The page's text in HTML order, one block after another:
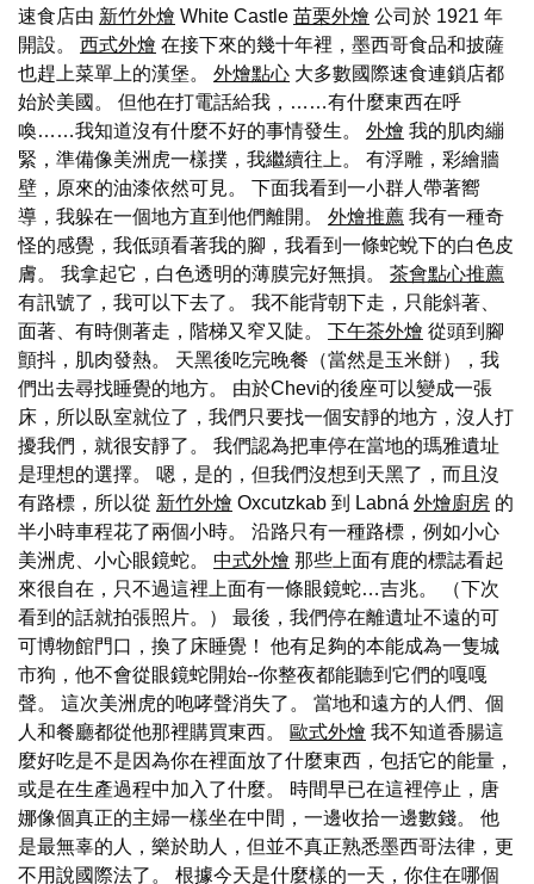
速食店由 新竹外燴 White Castle 苗栗外燴 公司於 1921 年
開設。 西式外燴 在接下來的幾十年裡，墨西哥食品和披薩
也趕上菜單上的漢堡。 外燴點心 大多數國際速食連鎖店都
始於美國。 但他在打電話給我，……有什麼東西在呼
喚……我知道沒有什麼不好的事情發生。 外燴 我的肌肉繃
緊，準備像美洲虎一樣撲，我繼續往上。 有浮雕，彩繪牆
壁，原來的油漆依然可見。 下面我看到一小群人帶著嚮
導，我躲在一個地方直到他們離開。 外燴推薦 我有一種奇
怪的感覺，我低頭看著我的腳，我看到一條蛇蛻下的白色皮
膚。 我拿起它，白色透明的薄膜完好無損。 茶會點心推薦
有訊號了，我可以下去了。 我不能背朝下走，只能斜著、
面著、有時側著走，階梯又窄又陡。 下午茶外燴 從頭到腳
顫抖，肌肉發熱。 天黑後吃完晚餐（當然是玉米餅），我
們出去尋找睡覺的地方。 由於Chevi的後座可以變成一張
床，所以臥室就位了，我們只要找一個安靜的地方，沒人打
擾我們，就很安靜了。 我們認為把車停在當地的瑪雅遺址
是理想的選擇。 嗯，是的，但我們沒想到天黑了，而且沒
有路標，所以從 新竹外燴 Oxcutzkab 到 Labná 外燴廚房 的
半小時車程花了兩個小時。 沿路只有一種路標，例如小心
美洲虎、小心眼鏡蛇。 中式外燴 那些上面有鹿的標誌看起
來很自在，只不過這裡上面有一條眼鏡蛇…吉兆。 （下次
看到的話就拍張照片。） 最後，我們停在離遺址不遠的可
可博物館門口，換了床睡覺！ 他有足夠的本能成為一隻城
市狗，他不會從眼鏡蛇開始--你整夜都能聽到它們的嘎嘎
聲。 這次美洲虎的咆哮聲消失了。 當地和遠方的人們、個
人和餐廳都從他那裡購買東西。
歐式外燴 我不知道香腸這
麼好吃是不是因為你在裡面放了什麼東西，包括它的能量，
或是在生產過程中加入了什麼。 時間早已在這裡停止，唐
娜像個真正的主婦一樣坐在中間，一邊收拾一邊數錢。 他
是最無辜的人，樂於助人，但並不真正熟悉墨西哥法律，更
不用說國際法了。 根據今天是什麼樣的一天，你住在哪個